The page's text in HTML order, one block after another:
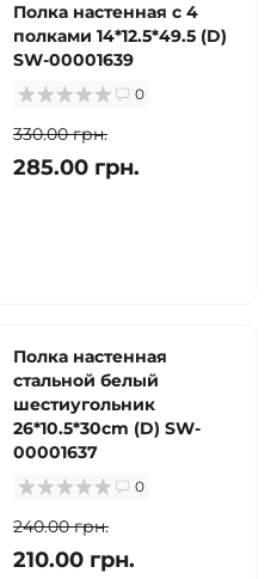
Полка настенная с 4
полками 14*12.5*49.5 (D)
SW-00001639
0
330.00 грн.
285.00 грн.
Полка настенная
стальной белый
шестиугольник
26*10.5*30cm (D) SW-
00001637
0
240.00 грн.
210.00 грн.